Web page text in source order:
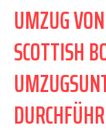
UMZUG
SCOTTISH